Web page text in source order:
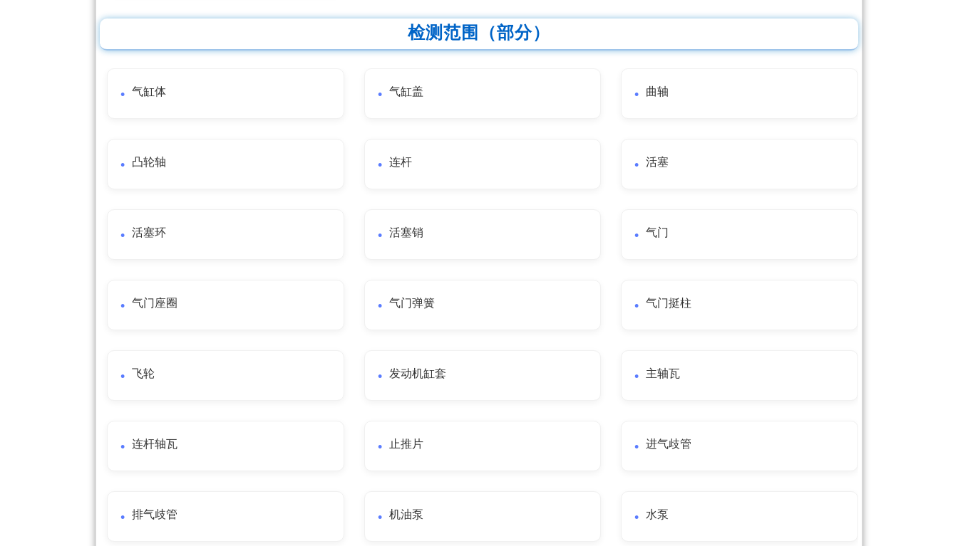
检测范围（部分）
气缸体 气缸盖 曲轴
凸轮轴 连杆 活塞
活塞环 活塞销 气门
气门座圈 气门弹簧 气门挺柱
飞轮 发动机缸套 主轴瓦
连杆轴瓦 止推片 进气歧管
排气歧管 机油泵 水泵